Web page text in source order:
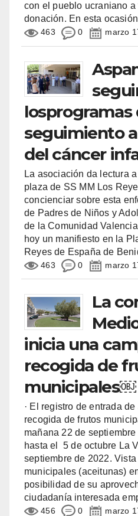
con el pueblo ucraniano
donación. En esta
463 0 marzo
losprogramas
seguimiento
del cáncer
La asociación da lectura
plaza de SS MM Los
concienciar sobre esta
de Padres de Niños y
de la Comunidad
hoy un manifiesto en la
Reyes de España de
463 0 marzo
La
inicia una
recogida de
municipales￼
· El registro de entrada
recogida de frutos
mañana 22 de
hasta el 5 de octubre La
septiembre de 2022.
municipales (aceitunas)
posibilidad de su
ciudadanía interesada
456 0 marzo